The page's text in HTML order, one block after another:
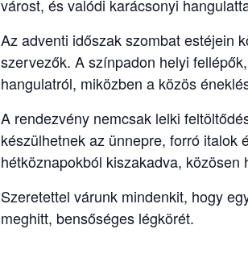
várost, és valódi karácsonyi
Az adventi időszak szombat estéjein
szervezők. A színpadon helyi
hangulatról, miközben a közös
A rendezvény nemcsak lelki
készülhetnek az ünnepre, forró italok
hétköznapokból kiszakadva,
Szeretettel várunk mindenkit, hogy
meghitt, bensőséges légkörét.